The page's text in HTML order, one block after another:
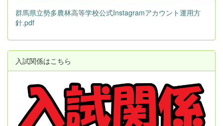
群馬県立勢多農林高等学校公式Instagramアカウント運用方
針.pdf
入試関係はこちら